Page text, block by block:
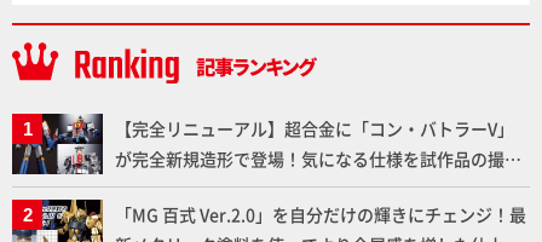
【完全リニューアル】超合金に「コン・バトラーV」
が完全新規造形で登場！気になる仕様を試作品の撮り
下ろしでご紹介!!さらに「大鉄人17」＆「ワンエイ
ト」セット情報もお届け！【超合金の魂】
「MG 百式 Ver.2.0」を自分だけの輝きにチェンジ！最